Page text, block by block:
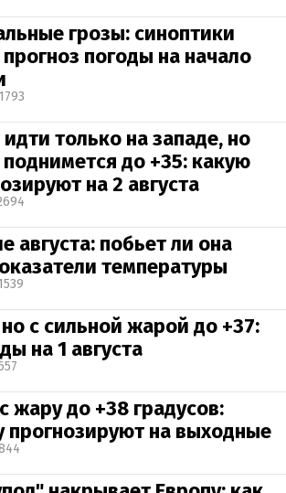
грозы: синоптики
погоды на начало
1793
только на западе, но
до +35: какую
на 2 августа
августа: побьет ли она
температуры
с сильной жарой до +37:
на 1 августа
жару до +38 градусов:
прогнозируют на выходные